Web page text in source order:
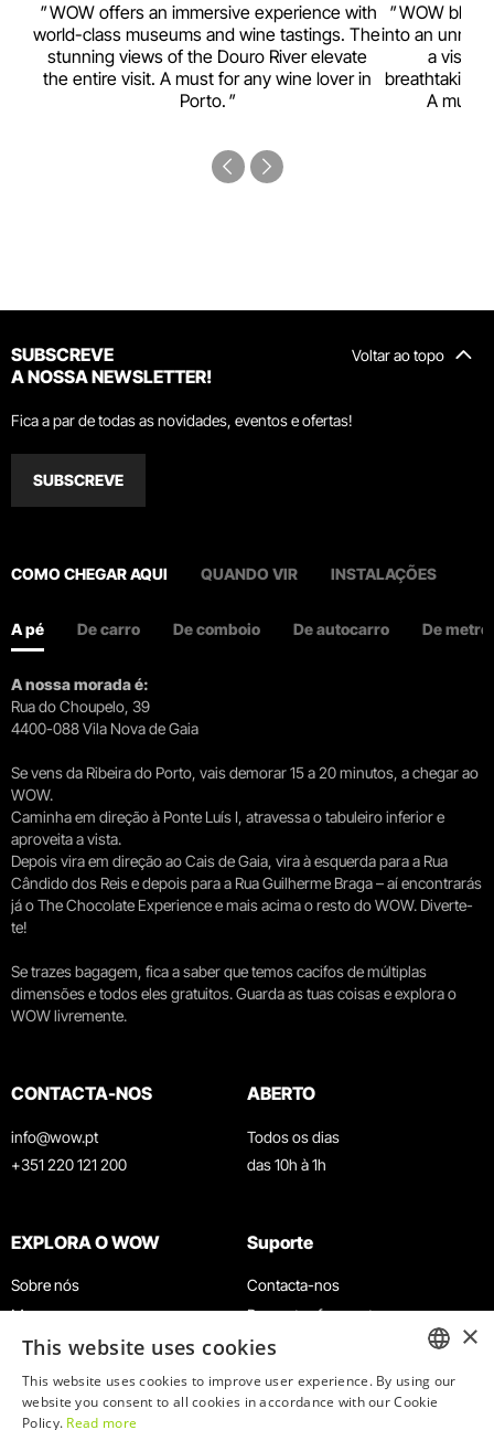
WOW offers an immersive experience with
world-class museums and wine tastings. The
stunning views of the Douro River elevate
the entire visit. A must for any wine lover in
Porto.
WOW
into an
a visual
breathtaking
A must-
Voltar ao topo
SUBSCREVE
A NOSSA NEWSLETTER!
Fica a par de todas as novidades, eventos e ofertas!
SUBSCREVE
COMO CHEGAR AQUI QUANDO VIR INSTALAÇÕES
A pé De carro De comboio De autocarro De metro
A nossa morada é:
Rua do Choupelo, 39
4400-088 Vila Nova de Gaia
Se vens da Ribeira do Porto, vais demorar 15 a 20 minutos, a chegar ao
WOW.
Caminha em direção à Ponte Luís I, atravessa o tabuleiro inferior e
aproveita a vista.
Depois vira em direção ao Cais de Gaia, vira à esquerda para a Rua
Cândido dos Reis e depois para a Rua Guilherme Braga – aí encontrarás
já o The Chocolate Experience e mais acima o resto do WOW. Diverte-
te!
Se trazes bagagem, fica a saber que temos cacifos de múltiplas
dimensões e todos eles gratuitos. Guarda as tuas coisas e explora o
WOW livremente.
CONTACTA-NOS
info@wow.pt
+351 220 121 200
ABERTO
Todos os dias
das 10h à 1h
EXPLORA O WOW
Sobre nós
Museus
Agenda
Notícias
Restaurantes
Suporte
Contacta-nos
Perguntas frequentes
Termos e Condições
Política de privacidade e cookies
Trabalha connosco
ENGLISH
×
This website uses cookies
This website uses cookies to improve user experience. By using our
website you consent to all cookies in accordance with our Cookie
Policy. Read more